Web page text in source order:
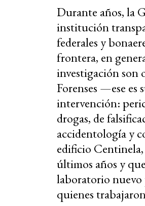
Durante años, la
institución
federales y
frontera, en
investigación son
Forenses —ese es
intervención:
drogas, de
accidentología y
edificio
últimos años y
laboratorio nuevo
quienes